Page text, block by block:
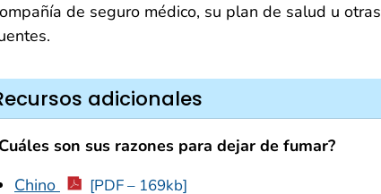
de seguro médico, su plan de salud u otras
adicionales
son sus razones para dejar de fumar?
Chino
[PDF – 169kb]